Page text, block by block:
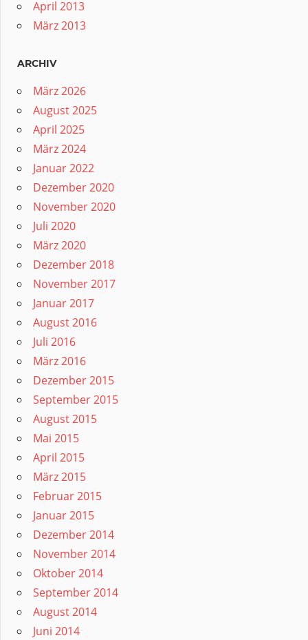
April 2013
März 2013
ARCHIV
März 2026
August 2025
April 2025
März 2024
Januar 2022
Dezember 2020
November 2020
Juli 2020
März 2020
Dezember 2018
November 2017
Januar 2017
August 2016
Juli 2016
März 2016
Dezember 2015
September 2015
August 2015
Mai 2015
April 2015
März 2015
Februar 2015
Januar 2015
Dezember 2014
November 2014
Oktober 2014
September 2014
August 2014
Juni 2014